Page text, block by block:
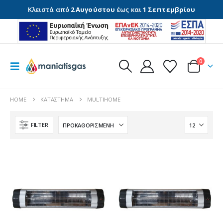
Κλειστά από 2 Αυγούστου έως και1 Σεπτεμβρίου
0
HOME ΚΑΤΆΣΤΗΜΑ MULTIHOME
FILTER